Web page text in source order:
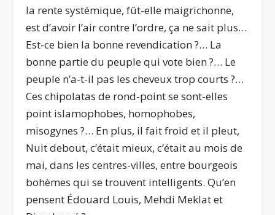
la rente systémique, fût-elle maigrichonne,
est d’avoir l’air contre l’ordre, ça ne sait plus…
Est-ce bien la bonne revendication ?… La
bonne partie du peuple qui vote bien ?… Le
peuple n’a-t-il pas les cheveux trop courts ?…
Ces chipolatas de rond-point se sont-elles
point islamophobes, homophobes,
misogynes ?… En plus, il fait froid et il pleut,
Nuit debout, c’était mieux, c’était au mois de
mai, dans les centres-villes, entre bourgeois
bohèmes qui se trouvent intelligents. Qu’en
pensent Édouard Louis, Mehdi Meklat et